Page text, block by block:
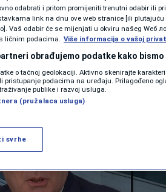
N1 SPECIJAL
FENOMENI
NEISTRAŽENO
VIRALNO
VIDEO
Više
odabrati i pritom promijeniti trenutni odabir ili
link na dnu ove web stranice [ili
Vaš odabir će se mijenjati u okviru našeg Wеб
ličnim podacima. Više informacija o vašoj
obrađujemo podatke kako bismo
o tačnoj geolokaciji. Aktivno skenirajte
pristupanje podacima na uređaju. Prilagođeno
publike i razvoj usluga.
(pružalaca usluga)
svrhe